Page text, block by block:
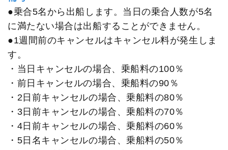
●乗合5名から出船します。当日の乗合人数が5名
に満たない場合は出船することができません。
●1週間前のキャンセルはキャンセル料が発生しま
す。
​・当日キャンセルの場合、乗船料の100％
・前日キャンセルの場合、乗船料の90％
・2日前キャンセルの場合、乗船料の80％
・3日前キャンセルの場合、乗船料の70％
・4日前キャンセルの場合、乗船料の60％
・5日名キャンセルの場合、乗船料の50％